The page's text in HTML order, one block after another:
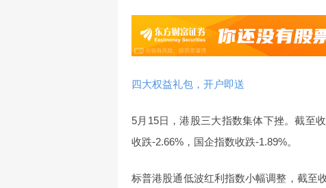
四大权益礼包，开户即送
5月15日，港股三大指数集体下挫。截至
收跌-2.66%，国企指数收跌-1.89%。
标普港股通低波红利指数小幅调整，截至